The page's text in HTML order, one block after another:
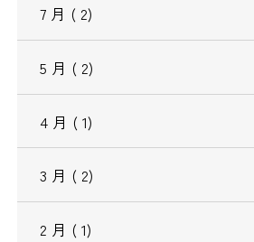
7 月 ( 2)
5 月 ( 2)
4 月 ( 1)
3 月 ( 2)
2 月 ( 1)